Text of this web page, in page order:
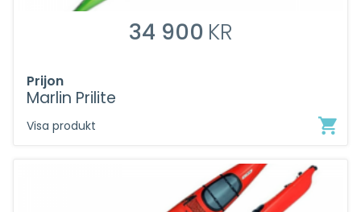
34 900 KR
Prijon
Marlin Prilite
Visa produkt